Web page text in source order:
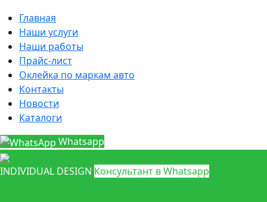
Главная
Наши услуги
Наши работы
Прайс-лист
Оклейка по маркам авто
Контакты
Новости
Каталоги
Whatsapp
INDIVIDUAL DESIGN Консультант в Whatsapp